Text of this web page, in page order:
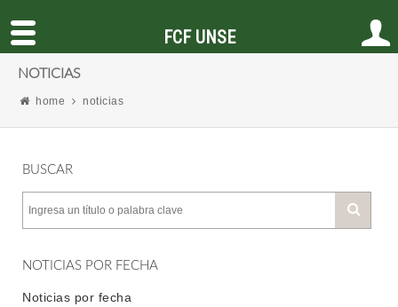
NOTICIAS
home noticias
BUSCAR
NOTICIAS POR FECHA
Noticias por fecha
FCF UNSE